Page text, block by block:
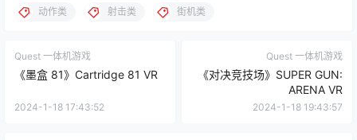
动作类 射击类 街机类
Quest 一体机游戏
《墨盒 81》Cartridge 81 VR
2024-1-18 17:43:52
Quest 一体机游戏
《对决竞技场》SUPER GUN:
ARENA VR
2024-1-18 19:43:57